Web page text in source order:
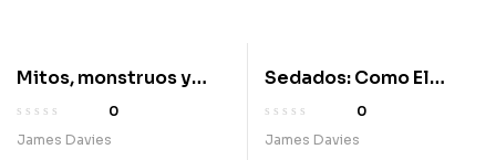
Mitos, monstruos y
caos en la Grecia
antigua
0
James Davies
Sedados: Como El
Capitalismo Moderno
Creo La Crisis de Salud
0
James Davies